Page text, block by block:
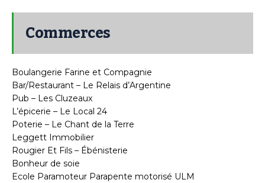
Commerces
Boulangerie Farine et Compagnie
Bar/Restaurant – Le Relais d’Argentine
Pub – Les Cluzeaux
L’épicerie – Le Local 24
Poterie – Le Chant de la Terre
Leggett Immobilier
Rougier Et Fils – Ébénisterie
Bonheur de soie
Ecole Paramoteur Parapente motorisé ULM